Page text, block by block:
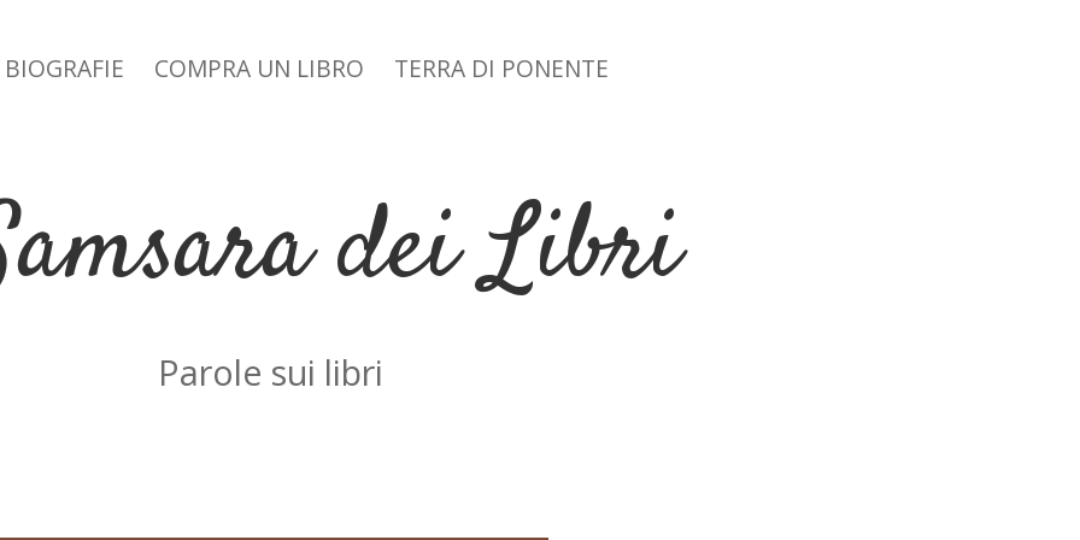
menu
BIOGRAFIE COMPRA UN LIBRO TERRA DI PONENTE
dei Libri
Parole sui libri